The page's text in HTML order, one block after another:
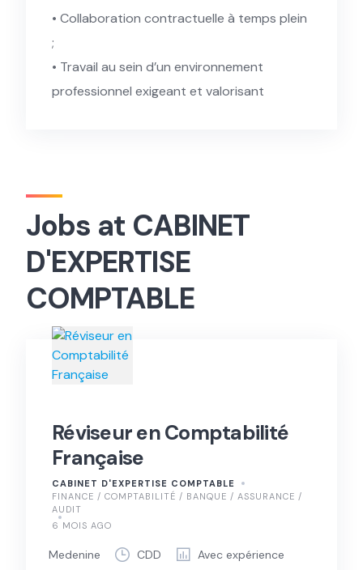
Jobs at CABINET
D'EXPERTISE
COMPTABLE
Réviseur en Comptabilité
Française
CABINET D'EXPERTISE COMPTABLE
FINANCE / COMPTABILITÉ / BANQUE / ASSURANCE /
AUDIT
6 MOIS AGO
Medenine CDD Avec expérience
• Collaboration contractuelle à temps plein
;
• Travail au sein d’un environnement
professionnel exigeant et valorisant